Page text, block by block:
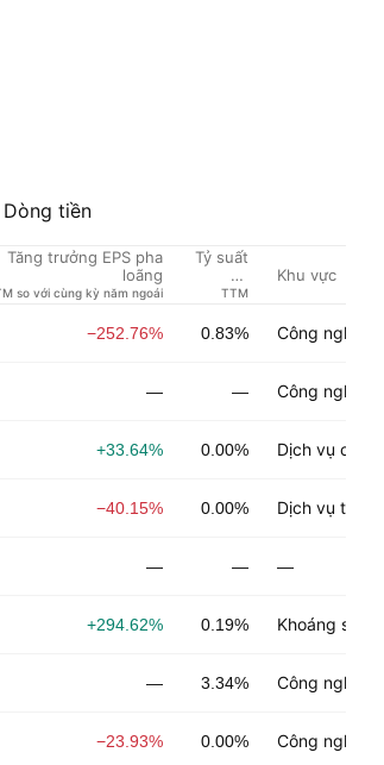
Dòng tiền
Tăng trưởng EPS pha
loãng
so với cùng kỳ năm ngoái
Tỷ suất
cổ
tức %
TTM
Khu vực
−252.76% 0.83% Công nghiệp
— — Công nghiệp
+33.64% 0.00% Dịch vụ công
−40.15% 0.00% Dịch vụ
— — —
+294.62% 0.19% Khoáng sản
— 3.34% Công nghiệp
−23.93% 0.00% Công nghệ